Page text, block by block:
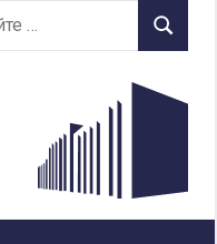
Найти